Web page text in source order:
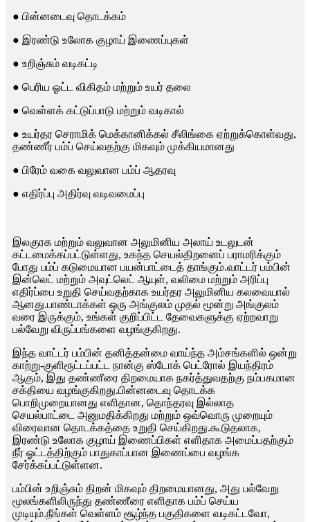
● பின்னடைவு தொடக்கம்
● இரண்டு உலோக குழாய் இணைப்புகள்
● உறிஞ்சும் வடிகட்டி
● பெரிய ஓட்ட விகிதம் மற்றும் உயர் தலை
● வெள்ளக் கட்டுப்பாடு மற்றும் வடிகால்
● உயர்தர செராமிக் மெக்கானிக்கல் சீலிங்கை ஏற்றுக்கொள்வது,
தண்ணீர் பம்ப் செய்வதற்கு மிகவும் முக்கியமானது
● பிரேம் வகை வலுவான பம்ப் ஆதரவு
● எதிர்ப்பு அதிர்வு வடிவமைப்பு
இலகுரக மற்றும் வலுவான அலுமினிய அலாய் உடலுடன்
கட்டமைக்கப்பட்டுள்ளது, உகந்த செயல்திறனைப் பராமரிக்கும்
போது பம்ப் கடுமையான பயன்பாட்டைத் தாங்கும்.வாட்டர் பம்பின்
இன்லெட் மற்றும் அவுட்லெட் ஆயுள், வலிமை மற்றும் அரிப்பு
எதிர்ப்பை உறுதி செய்வதற்காக உயர்தர அலுமினிய கலவையால்
ஆனது.பாண்டாக்கள் ஒரு அங்குலம் முதல் மூன்று அங்குலம்
வரை இருக்கும், உங்கள் குறிப்பிட்ட தேவைகளுக்கு ஏற்றவாறு
பல்வேறு விருப்பங்களை வழங்குகிறது.
இந்த வாட்டர் பம்பின் தனித்தன்மை வாய்ந்த அம்சங்களில் ஒன்று
காற்று-குளிரூட்டப்பட்ட நான்கு ஸ்டோக் பெட்ரோல் இயந்திரம்
ஆகும், இது தண்ணீரை திறமையாக நகர்த்துவதற்கு நம்பகமான
சக்தியை வழங்குகிறது.பின்னடைவு தொடக்க
பொறிமுறையானது எளிதான, தொந்தரவு இல்லாத
செயல்பாட்டை அனுமதிக்கிறது மற்றும் ஒவ்வொரு முறையும்
விரைவான தொடக்கத்தை உறுதி செய்கிறது.கூடுதலாக,
இரண்டு உலோக குழாய் இணைப்பிகள் எளிதாக அமைப்பதற்கும்
நீர் ஓட்டத்திற்கும் பாதுகாப்பான இணைப்பை வழங்க
சேர்க்கப்பட்டுள்ளன.
பம்பின் உறிஞ்சும் திறன் மிகவும் திறமையானது, அது பல்வேறு
மூலங்களிலிருந்து தண்ணீரை எளிதாக பம்ப் செய்ய
முடியும்.நீங்கள் வெள்ளம் சூழ்ந்த பகுதிகளை வடிகட்டவோ,